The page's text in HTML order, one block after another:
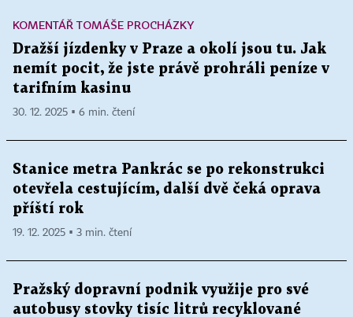
KOMENTÁŘ TOMÁŠE PROCHÁZKY
Dražší jízdenky v Praze a okolí jsou tu. Jak
nemít pocit, že jste právě prohráli peníze v
tarifním kasinu
30. 12. 2025 ▪ 6 min. čtení
Stanice metra Pankrác se po rekonstrukci
otevřela cestujícím, další dvě čeká oprava
příští rok
19. 12. 2025 ▪ 3 min. čtení
Pražský dopravní podnik využije pro své
autobusy stovky tisíc litrů recyklované